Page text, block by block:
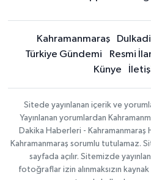
Kahramanmaraş
Türkiye Gündemi
Resmi
Künye
Sitede yayınlanan içerik ve
Yayınlanan yorumlardan
Dakika Haberleri -
Kahramanmaraş sorumlu tutulamaz.
sayfada açılır. Sitemizde
fotoğraflar izin alınmaksızın